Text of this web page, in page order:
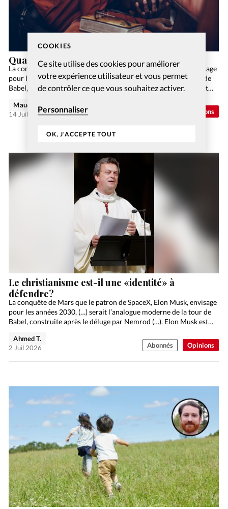
COOKIES
Ce site utilise des cookies pour améliorer
votre expérience utilisateur et vous permet
de contrôler ce que vous souhaitez activer.
Personnaliser
OK, J'ACCEPTE TOUT
Opinions
Quand nous ne savons plus comment prier
La conquête de Mars que le patron de SpaceX, Elon Musk, envisage
pour les années 2030, (…) serait l’analogue moderne de la tour de
Babel, construite après le déluge par Nemrod (…). Elon Musk est…
Maude Burkhalter
14 Juil 2026
Opinions
Le christianisme est-il une «identité» à
défendre?
La conquête de Mars que le patron de SpaceX, Elon Musk, envisage
pour les années 2030, (…) serait l’analogue moderne de la tour de
Babel, construite après le déluge par Nemrod (…). Elon Musk est…
Ahmed T.
2 Juil 2026
Abonnés